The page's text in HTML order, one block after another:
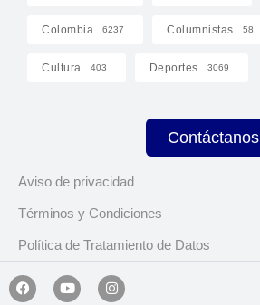
Colombia 6237 Columnistas 58
Cultura 403 Deportes 3069
Contáctanos
Aviso de privacidad
Términos y Condiciones
Política de Tratamiento de Datos